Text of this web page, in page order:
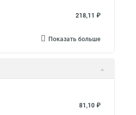
218,11 ₽
Показать больше
81,10 ₽